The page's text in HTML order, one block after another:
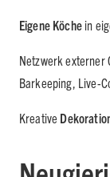
Eigene Köchein
Netzwerk externer
Barkeeping, Live-
Kreative